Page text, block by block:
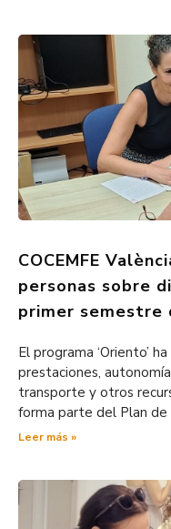
COCEMFE
personas sobre
primer semestre
El programa ‘Oriento’
prestaciones,
transporte y otros
forma parte del Plan de
Leer más »